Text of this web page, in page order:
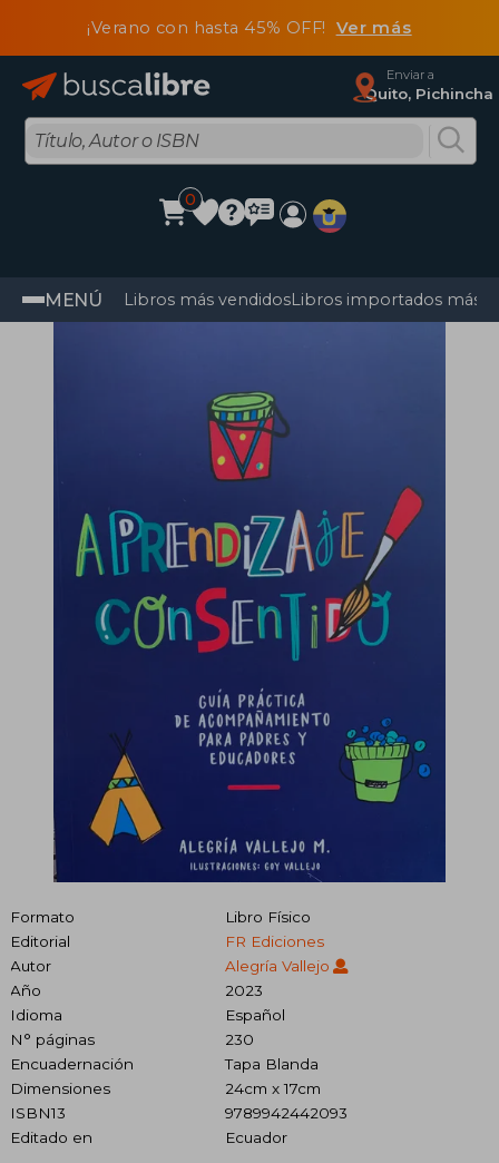
¡Verano con hasta 45% OFF! Ver más
Enviar a
Quito, Pichincha
0
MENÚ Libros más vendidosLibros importados más
Formato
Libro Físico
Editorial
FR Ediciones
Autor
Alegría Vallejo
Año
2023
Idioma
Español
N° páginas
230
Encuadernación
Tapa Blanda
Dimensiones
24cm x 17cm
ISBN13
9789942442093
Editado en
Ecuador